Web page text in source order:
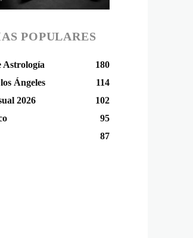
POPULARES
Astrología
180
Ángeles
114
2026
102
95
87